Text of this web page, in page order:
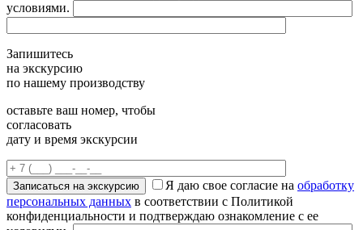
условиями.
Запишитесь
на экскурсию
по нашему производству
оставьте ваш номер, чтобы
согласовать
дату и время экскурсии
Я даю свое согласие на обработку
персональных данных в соответствии с Политикой
конфиденциальности и подтверждаю ознакомление с ее